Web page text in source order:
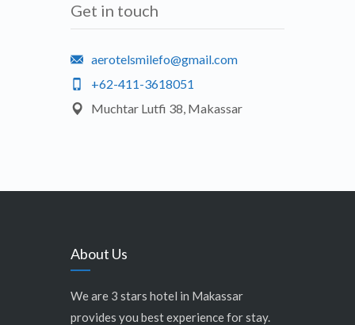
Get in touch
aerotelsmilefo@gmail.com
+62-411-3618051
Muchtar Lutfi 38, Makassar
About Us
We are 3 stars hotel in Makassar
provides you best experience for stay.